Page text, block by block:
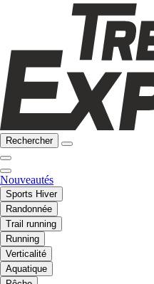
Rechercher
Nouveautés
Sports Hiver
Randonnée
Trail running
Running
Verticalité
Aquatique